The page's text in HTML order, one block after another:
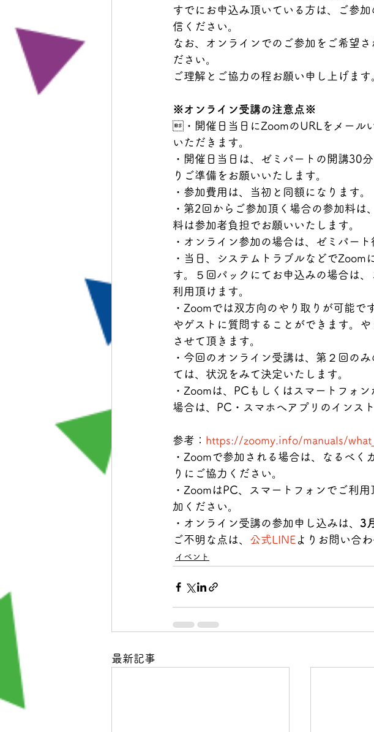
すでにお申込み頂いている方は、ご参
信ください。
なお、オンラインでのご参加をご希望
ださい。
ご理解とご協力の程お願い申し上げます
※オンライン受講の注意点※
・開催日当日にZoomのURLをメール
いただきます。
・開催日当日は、ゼミパートの開講30
りご準備をお願いいたします。
・参加費用は、当初と同額になります。
・第2回からご参加頂く場合の参加料
料は参加者負担でお願いいたします。
・オンライン参加の場合は、ゼミパー
・当日、システムトラブルなどでZoom
す。５回パックにてお申込みの場合は
利用頂けます。
・Zoomでは双方向のやり取りが可能
やゲストに質問することができます。
させて頂きます。
・今回のオンライン受講は、第２回の
ては、状況をみて決定いたします。
・Zoomは、PCもしくはスマートフォ
場合は、PC・スマホへアプリのインス
参考：
https://zoomy.info/manuals/
・Zoomで参加される場合は、なるべ
りにご協力ください。
・ZoomはPC、スマートフォンでご利
加ください。
・オンライン受講の参加申し込みは、 3
ご不明な点は、 公式LINE よりお問い合
イベント
最新記事